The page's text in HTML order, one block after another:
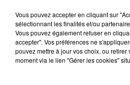
16 juin 2020
FC NANTES : 28 CANARIS
L'ENTRAÎNEMENT CE
Le FC Nantes reprend les
individuels.
Vous pouvez accepter en cliquant sur
sélectionnant les finalités et/ou
Vous pouvez également refuser en
accepter". Vos préférences ne
pouvez mettre à jour vos choix, ou retirer
moment via le lien "Gérer les cookies"